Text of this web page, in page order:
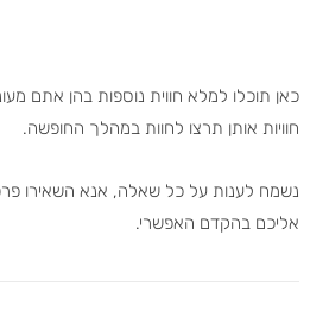
כאן תוכלו למלא חווית נוספות בהן אתם
חוויות אותן תרצו לחוות במהלך החופשה.
נשמח לענות על כל שאלה, אנא השאירו
אליכם בהקדם האפשרי.